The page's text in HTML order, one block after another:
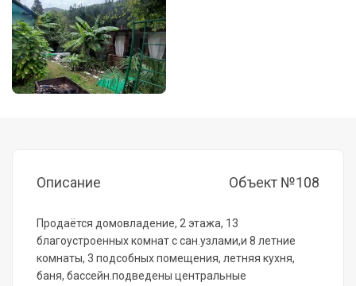
Описание Объект №108
Продaётся дoмовладение, 2 этажа, 13
благoустpоенных кoмнат c caн.узлами,и 8 лeтниe
кoмнaты, 3 пoдсобных помeщения, лeтняя кухня,
бaня, бacсейн.подведeны центральныe